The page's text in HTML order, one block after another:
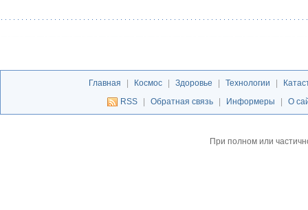
Главная Космос Здоровье Технологии
RSS
Обратная связь Информеры О
При полном или